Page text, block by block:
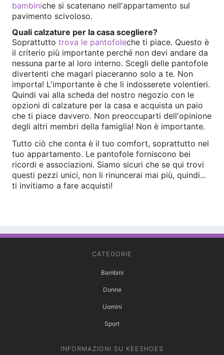
bambiniche si scatenano nell'appartamento sul
pavimento scivoloso.
Quali calzature per la casa scegliere?
Soprattutto trova le pantofoleche ti piace. Questo è
il criterio più importante perché non devi andare da
nessuna parte al loro interno. Scegli delle pantofole
divertenti che magari piaceranno solo a te. Non
importa! L'importante è che li indosserete volentieri.
Quindi vai alla scheda del nostro negozio con le
opzioni di calzature per la casa e acquista un paio
che ti piace davvero. Non preoccuparti dell'opinione
degli altri membri della famiglia! Non è importante.
Tutto ciò che conta è il tuo comfort, soprattutto nel
tuo appartamento. Le pantofole forniscono bei
ricordi e associazioni. Siamo sicuri che se qui trovi
questi pezzi unici, non li rinuncerai mai più, quindi...
ti invitiamo a fare acquisti!
CATEGORIE
Bambini
Donne
Uomini
Sport
INFORMAZIONI SU KEESHOES